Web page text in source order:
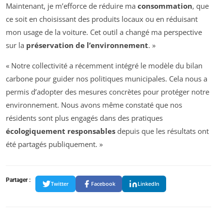
Maintenant, je m’efforce de réduire ma consommation, que
ce soit en choisissant des produits locaux ou en réduisant
mon usage de la voiture. Cet outil a changé ma perspective
sur la préservation de l’environnement. »
« Notre collectivité a récemment intégré le modèle du bilan
carbone pour guider nos politiques municipales. Cela nous a
permis d’adopter des mesures concrètes pour protéger notre
environnement. Nous avons même constaté que nos
résidents sont plus engagés dans des pratiques
écologiquement responsables depuis que les résultats ont
été partagés publiquement. »
Partager :
Twitter Facebook LinkedIn